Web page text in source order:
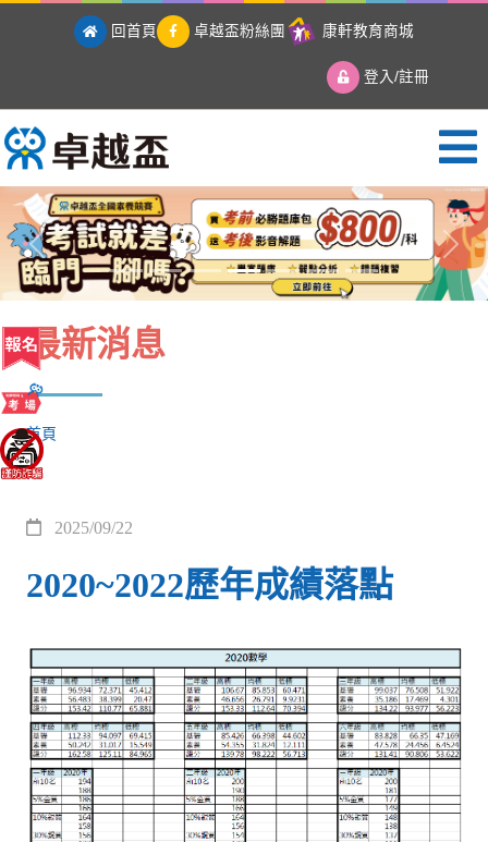
回首頁 卓越盃粉絲團 康軒教育商城
登入/註冊
卓越盃全國競賽
Previous Next
最新消息
首頁
2025/09/22
2020~2022歷年成績落點